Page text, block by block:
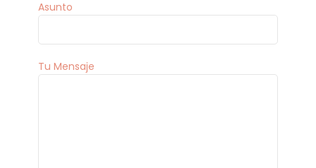
Asunto
Tu Mensaje